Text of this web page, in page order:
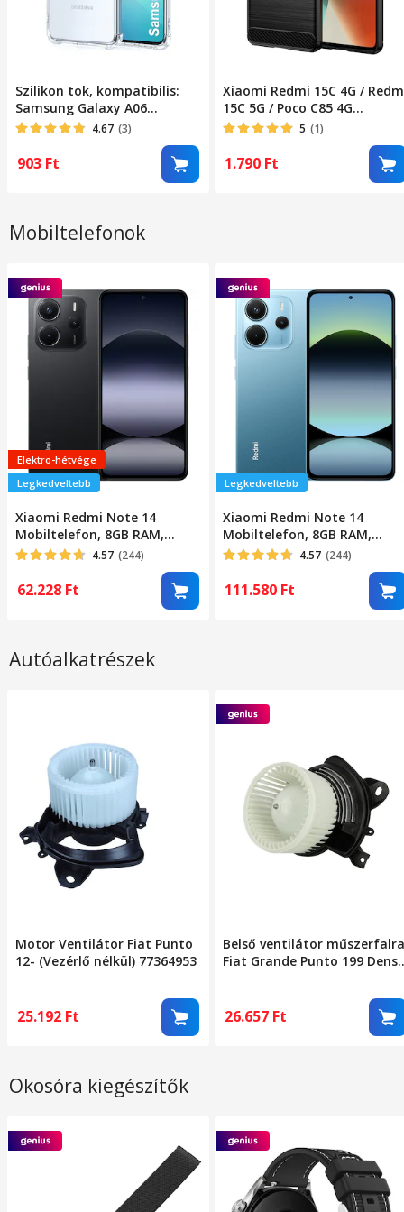
Szilikon tok, kompatibilis:
Samsung Galaxy A06
ütésálló átlátszó
4.67 (3)
903 Ft
Xiaomi Redmi 15C 4G /
15C 5G / Poco C85 4G
kompatibilis szilikon
hátlaptok, karbon mintás,
fekete, Carbon case
5 (1)
1.790 Ft
Mobiltelefonok
Elektro-hétvége
Legkedveltebb
Xiaomi Redmi Note 14
Mobiltelefon, 8GB RAM,
256GB, Éjfekete
4.57 (244)
62.228 Ft
Legkedveltebb
Xiaomi Redmi Note 14
Mobiltelefon, 8GB RAM,
256GB, Kék 4.57 (244)
111.580 Ft
Autóalkatrészek
Motor Ventilátor Fiat Punto
12- (Vezérlő nélkül) 77364953
25.192 Ft
Belső ventilátor műszerfalra
Fiat Grande Punto 199
26.657 Ft
Okosóra kiegészítők